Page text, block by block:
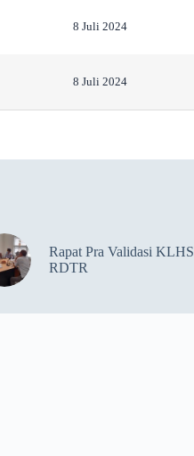
8 Juli 2024
8 Juli 2024
Rapat Pra Validasi KLHS
RDTR